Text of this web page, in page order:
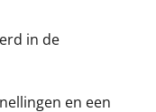
in de
en een